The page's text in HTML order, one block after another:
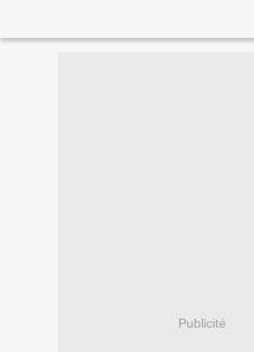
Publicité